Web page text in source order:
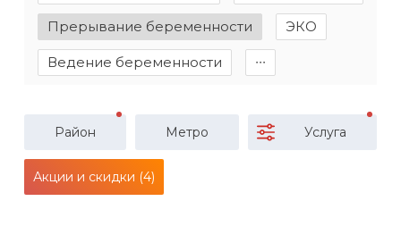
Прерывание беременности ЭКО
Ведение беременности ∙∙∙
Район Метро Услуга
Акции и скидки (4)